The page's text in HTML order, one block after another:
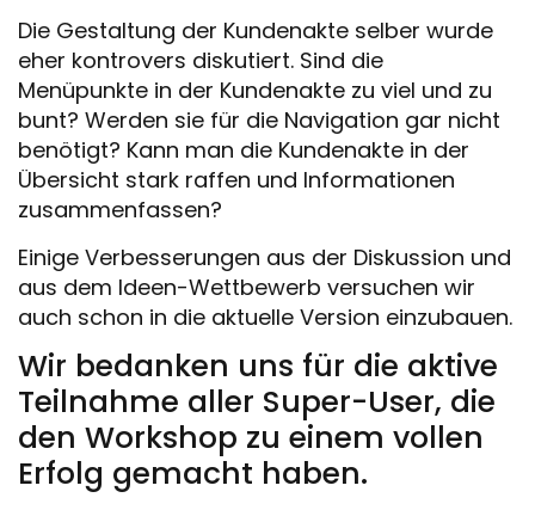
Die Gestaltung der Kundenakte selber wurde
eher kontrovers diskutiert. Sind die
Menüpunkte in der Kundenakte zu viel und zu
bunt? Werden sie für die Navigation gar nicht
benötigt? Kann man die Kundenakte in der
Übersicht stark raffen und Informationen
zusammenfassen?
Einige Verbesserungen aus der Diskussion und
aus dem Ideen-Wettbewerb versuchen wir
auch schon in die aktuelle Version einzubauen.
Wir bedanken uns für die aktive
Teilnahme aller Super-User, die
den Workshop zu einem vollen
Erfolg gemacht haben.